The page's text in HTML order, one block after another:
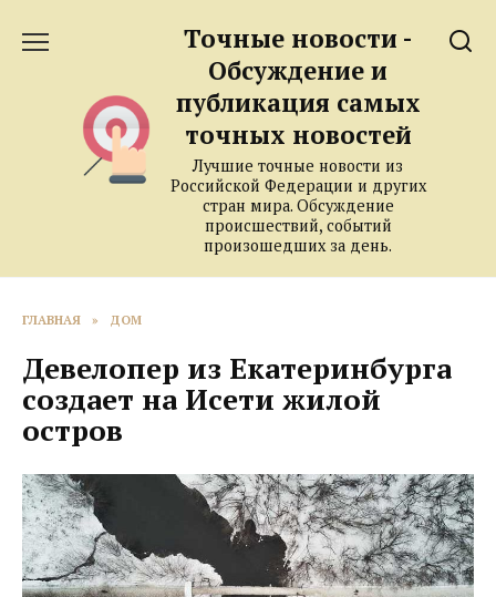
Точные новости -
Обсуждение и
публикация самых
точных новостей
Лучшие точные новости из
Российской Федерации и других
стран мира. Обсуждение
происшествий, событий
произошедших за день.
ГЛАВНАЯ » ДОМ
Девелопер из Екатеринбурга
создает на Исети жилой
остров